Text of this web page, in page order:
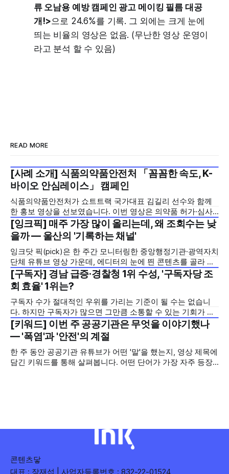
류 오남용 예방 캠페인 광고 메이킹 필름 대공
개!>으로 24.6%를 기록. 그 외에는 크게 눈에
띄는 비율의 영상은 없음. (무난한 영상 운영이
라고 분석 할 수 있음)
READ MORE
2026년 7월 5주
[사례 소개] 식품의약품안전처 「꼼꼼한 속도, K-
바이오 안심레이스」 캠페인
식품의약품안전처가 쇼트트랙 국가대표 김길리 선수와 함께
한 홍보 영상을 선보였습니다. 이번 영상은 의약품 허가·심사
기간을 기존 420일에서 240일로 단축한 정책을 국민에게 쉽
고 친근하게 알리기 위해 제작한 것으로, 딱딱하게 느껴질 수
있는 규제 정책을, 빙판 위에서 빠른 스피드와 꼼꼼한 준비를
모두 갖춘 김길리 선수의 이미지에 빗대어 풀어낸 것이 특징입
니다. '빠르지만
2026년 7월 5주
[잉크픽] 매주 가장 많이 올리는데, 왜 조회수는 낮
을까 — 울산의 '기록하는 채널'
잉크닷 픽(pick)은 한 주간 모니터링한 중앙행정기관·광역자치
단체 유튜브 영상 가운데, 에디터의 눈에 띈 콘텐츠를 골라 그
시도와 의미를 들여다보는 코너입니다. 조회수 순위표 맨 위에
오르지는 못했지만, 다른 채널이 가지 않은 길을 택한 콘텐츠
를 소개합니다. 이번 주는 특정 영상 한 편이 아니라, 채널 하나
의 '변화'를 이야기하려
2026년 7월 5주
[구독자] 경남 급증·경찰청 1위 수성, '구독자당 조
회 효율' 1위는?
구독자 수가 절대적인 우위를 가리는 기준이 될 수는 없습니
다. 하지만 구독자가 많으면 그만큼 소통할 수 있는 기회가 많
아집니다. 소통은 곧 채널의 신뢰로 이어집니다. 억지로 구독
자를 확보하기보다는 소통하는, 그래서 충성도 높은 구독자를
다수 확보하길 바라는 마음을 담아, 중앙행정기관과 광역자치
단체 유튜브 채널의 구독자를 월 단위로 분석합니다. 중앙행정
기관과 광역자치단체 유튜브 채널의 구독자를 통합하여
2026년 7월 5주
[키워드] 이번 주 공공기관은 무엇을 이야기했나
— '폭염'과 '안전'의 계절
한 주 동안 공공기관 유튜브가 어떤 '말'을 했는지, 영상 제목에
담긴 키워드를 통해 살펴봅니다. 어떤 단어가 가장 자주 등장
콘텐츠닿
대표 : 장재섭 | 사업자등록번호 : 832-22-01524